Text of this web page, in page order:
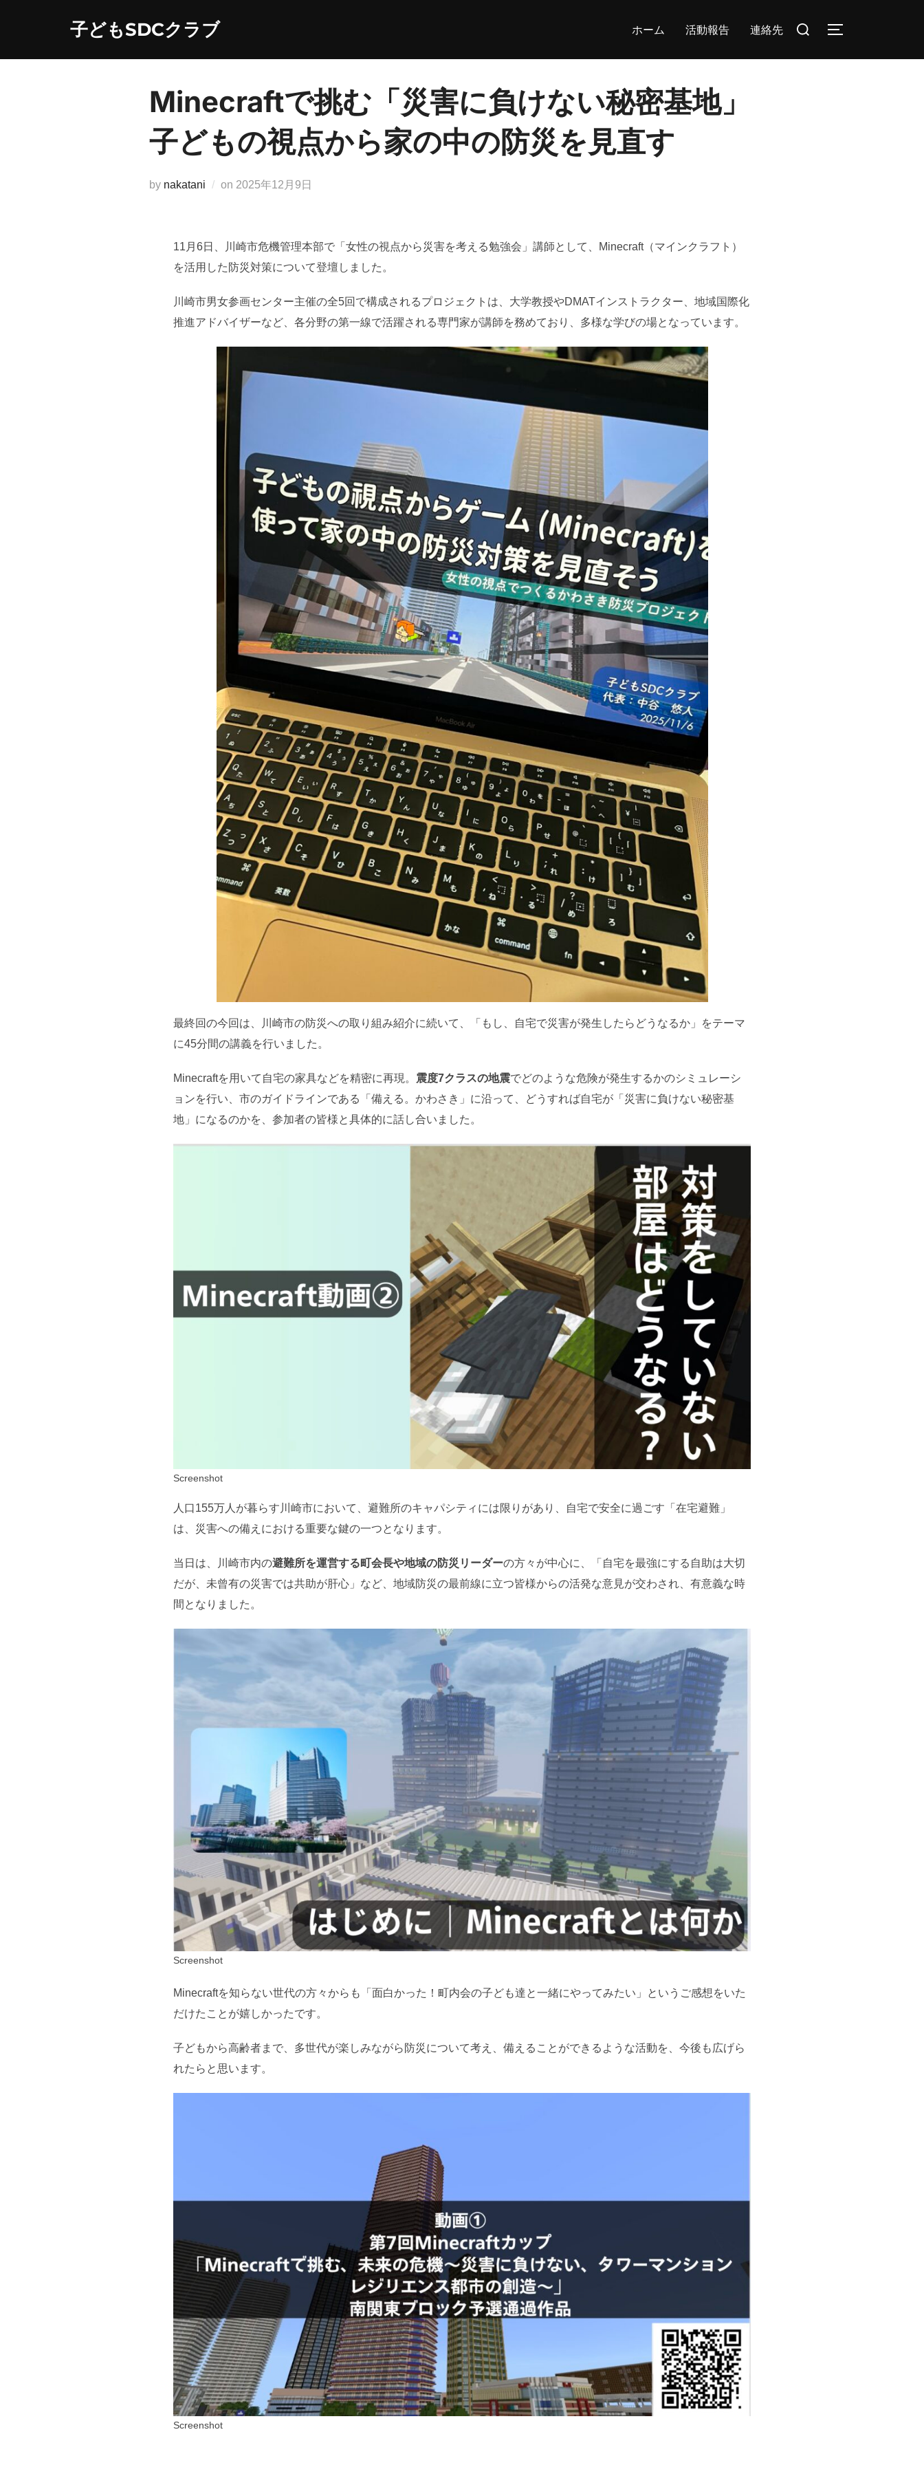
子どもSDCクラブ ホーム 活動報告 連絡先
検
対
サイドバーとナ
Minecraftで挑む「災害に負けない秘密基地」
子どもの視点から家の中の防災を見直す
by nakatani on 投
2025年12月9日
11月6日、川崎市危機管理本部で「女性の視点から災害を考える勉強会」講師として、Minecraft（マインクラフト）
を活用した防災対策について登壇しました。
川崎市男女参画センター主催の全5回で構成されるプロジェクトは、大学教授やDMATインストラクター、地域国際化
推進アドバイザーなど、各分野の第一線で活躍される専門家が講師を務めており、多様な学びの場となっています。
最終回の今回は、川崎市の防災への取り組み紹介に続いて、「もし、自宅で災害が発生したらどうなるか」をテーマ
に45分間の講義を行いました。
Minecraftを用いて自宅の家具などを精密に再現。 震度7クラスの地震でどのような危険が発生するかのシミュレーシ
ョンを行い、市のガイドラインである「備える。かわさき」に沿って、どうすれば自宅が「災害に負けない秘密基
地」になるのかを、参加者の皆様と具体的に話し合いました。
Screenshot
人口155万人が暮らす川崎市において、避難所のキャパシティには限りがあり、自宅で安全に過ごす「在宅避難」
は、災害への備えにおける重要な鍵の一つとなります。
当日は、川崎市内の避難所を運営する町会長や地域の防災リーダーの方々が中心に、「自宅を最強にする自助は大切
だが、未曾有の災害では共助が肝心」など、地域防災の最前線に立つ皆様からの活発な意見が交わされ、有意義な時
間となりました。
Screenshot
Minecraftを知らない世代の方々からも「面白かった！町内会の子ども達と一緒にやってみたい」というご感想をいた
だけたことが嬉しかったです。
子どもから高齢者まで、多世代が楽しみながら防災について考え、備えることができるような活動を、今後も広げら
れたらと思います。
Screenshot